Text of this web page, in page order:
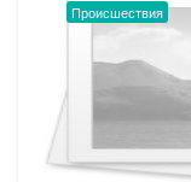
Происшествия